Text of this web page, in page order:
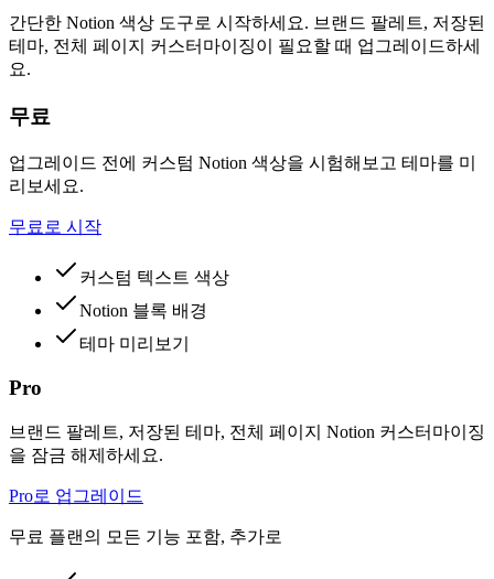
간단한 Notion 색상 도구로 시작하세요. 브랜드 팔레트, 저장된
테마, 전체 페이지 커스터마이징이 필요할 때 업그레이드하세
요.
무료
업그레이드 전에 커스텀 Notion 색상을 시험해보고 테마를 미
리보세요.
무료로 시작
커스텀 텍스트 색상
Notion 블록 배경
테마 미리보기
Pro
브랜드 팔레트, 저장된 테마, 전체 페이지 Notion 커스터마이징
을 잠금 해제하세요.
Pro로 업그레이드
무료 플랜의 모든 기능 포함, 추가로